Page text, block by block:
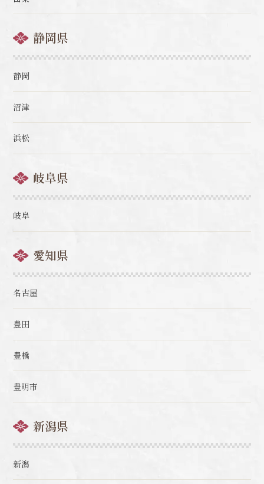
静岡県
静岡
沼津
浜松
岐阜県
岐阜
愛知県
名古屋
豊田
豊橋
豊明市
新潟県
新潟